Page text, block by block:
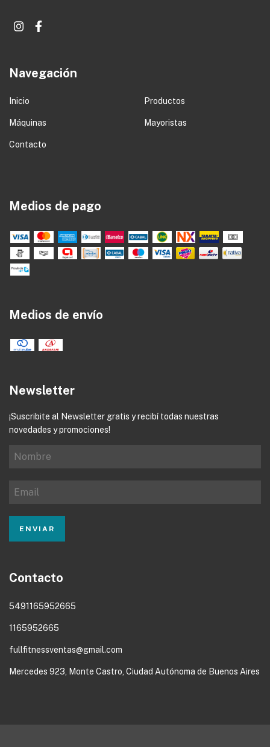
Navegación
Inicio Productos
Máquinas Mayoristas
Contacto
Medios de pago
Medios de envío
Newsletter
¡Suscribite al Newsletter gratis y recibí todas nuestras
novedades y promociones!
Contacto
5491165952665
1165952665
fullfitnessventas@gmail.com
Mercedes 923, Monte Castro, Ciudad Autónoma de Buenos Aires